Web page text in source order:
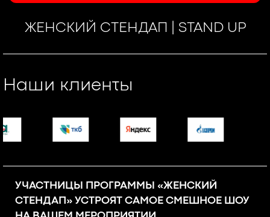
ЖЕНСКИЙ СТЕНДАП | STAND UP
Наши клиенты
УЧАСТНИЦЫ ПРОГРАММЫ «ЖЕНСКИЙ
СТЕНДАП» УСТРОЯТ САМОЕ СМЕШНОЕ ШОУ